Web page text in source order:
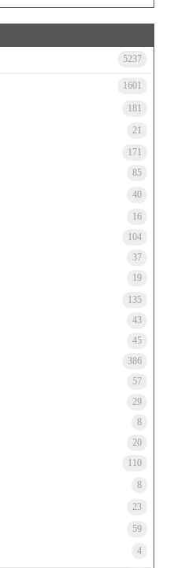
5237
1601
181
21
171
85
40
16
104
37
19
135
43
45
386
57
29
8
20
110
8
23
59
4